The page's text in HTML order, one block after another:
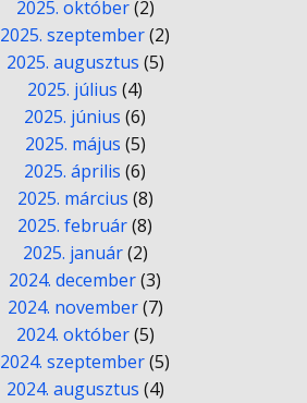
2025. október(2)
2025. szeptember(2)
2025. augusztus (5)
2025. július (4)
2025. június (6)
2025. május (5)
2025. április (6)
2025. március (8)
2025. február(8)
2025. január(2)
2024. december(3)
2024. november(7)
2024. október(5)
2024. szeptember(5)
2024. augusztus (4)